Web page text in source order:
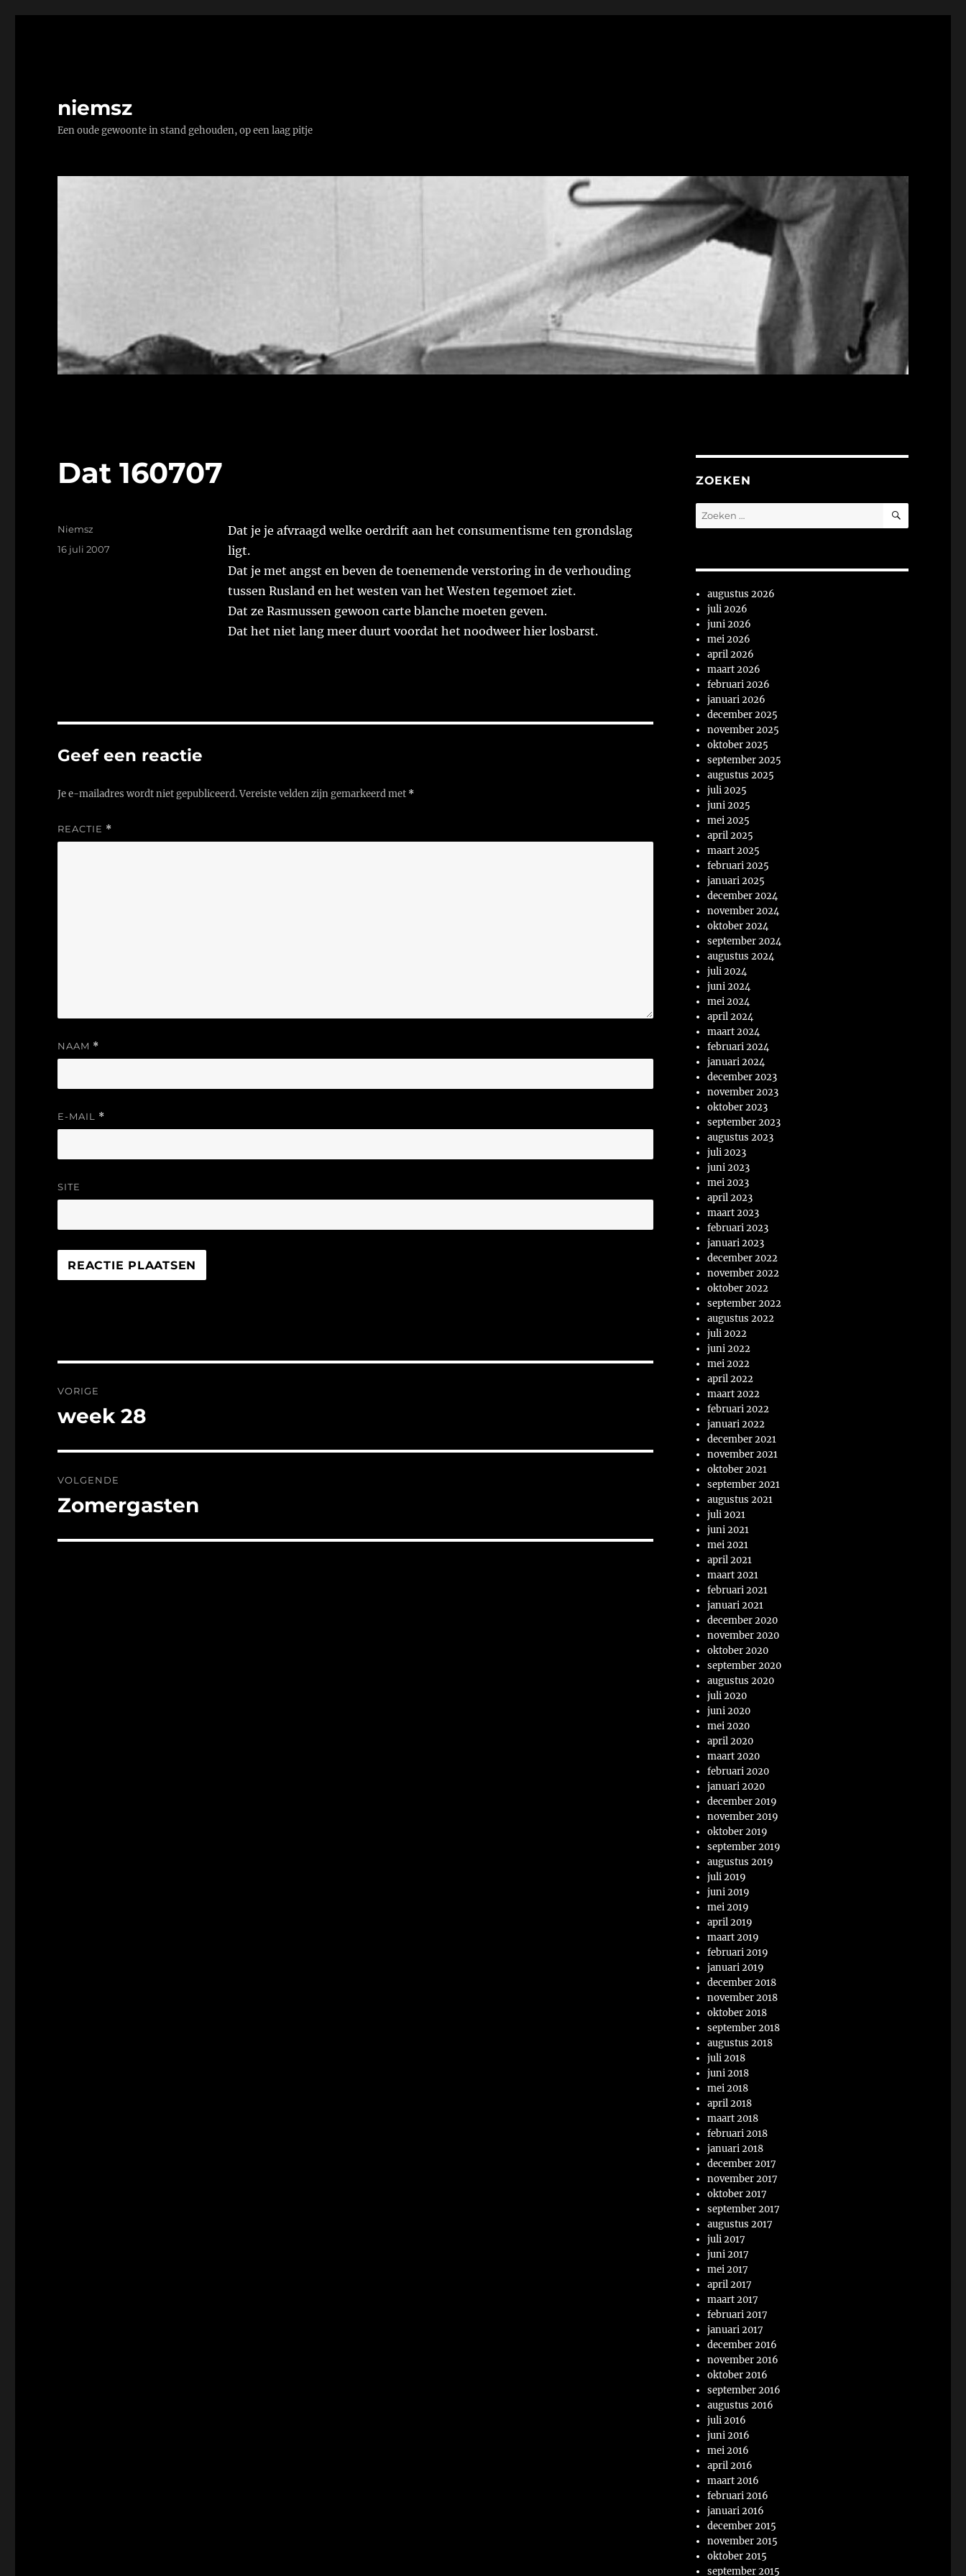
niemsz
Een oude gewoonte in stand gehouden, op een laag pitje
Dat 160707
Dat je je afvraagd welke oerdrift aan het consumentisme ten grondslag
ligt.
Dat je met angst en beven de toenemende verstoring in de verhouding
tussen Rusland en het westen van het Westen tegemoet ziet.
Dat ze Rasmussen gewoon carte blanche moeten geven.
Dat het niet lang meer duurt voordat het noodweer hier losbarst.
Auteur
Niemsz
Geplaatst
16 juli 2007
Geef een reactie
Je e-mailadres wordt niet gepubliceerd.Vereiste velden zijn gemarkeerd met *
REACTIE *
NAAM *
E-MAIL *
SITE
navigatie
VORIGE
Vorig
week 28
VOLGENDE
Volgend
Zomergasten
ZOEKEN
Zoeken
naar:
ZOEKEN
augustus 2026
juli 2026
juni 2026
mei 2026
april 2026
maart 2026
februari 2026
januari 2026
december 2025
november 2025
oktober 2025
september 2025
augustus 2025
juli 2025
juni 2025
mei 2025
april 2025
maart 2025
februari 2025
januari 2025
december 2024
november 2024
oktober 2024
september 2024
augustus 2024
juli 2024
juni 2024
mei 2024
april 2024
maart 2024
februari 2024
januari 2024
december 2023
november 2023
oktober 2023
september 2023
augustus 2023
juli 2023
juni 2023
mei 2023
april 2023
maart 2023
februari 2023
januari 2023
december 2022
november 2022
oktober 2022
september 2022
augustus 2022
juli 2022
juni 2022
mei 2022
april 2022
maart 2022
februari 2022
januari 2022
december 2021
november 2021
oktober 2021
september 2021
augustus 2021
juli 2021
juni 2021
mei 2021
april 2021
maart 2021
februari 2021
januari 2021
december 2020
november 2020
oktober 2020
september 2020
augustus 2020
juli 2020
juni 2020
mei 2020
april 2020
maart 2020
februari 2020
januari 2020
december 2019
november 2019
oktober 2019
september 2019
augustus 2019
juli 2019
juni 2019
mei 2019
april 2019
maart 2019
februari 2019
januari 2019
december 2018
november 2018
oktober 2018
september 2018
augustus 2018
juli 2018
juni 2018
mei 2018
april 2018
maart 2018
februari 2018
januari 2018
december 2017
november 2017
oktober 2017
september 2017
augustus 2017
juli 2017
juni 2017
mei 2017
april 2017
maart 2017
februari 2017
januari 2017
december 2016
november 2016
oktober 2016
september 2016
augustus 2016
juli 2016
juni 2016
mei 2016
april 2016
maart 2016
februari 2016
januari 2016
december 2015
november 2015
oktober 2015
september 2015